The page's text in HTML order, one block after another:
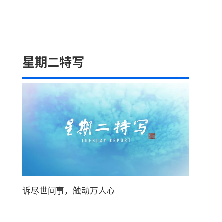
星期二特写
诉尽世间事，触动万人心